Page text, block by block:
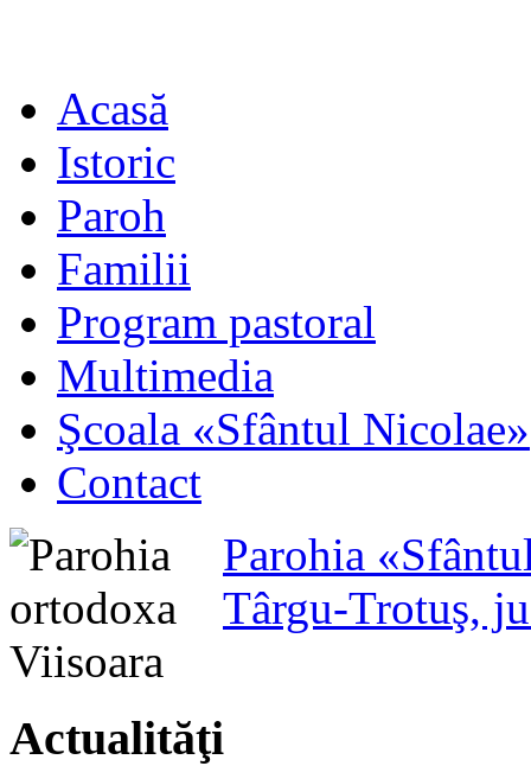
Acasă
Istoric
Paroh
Familii
Program pastoral
Multimedia
Şcoala «Sfântul Nicolae»
Contact
Parohia
Târgu-Trotuş,
Actualităţi